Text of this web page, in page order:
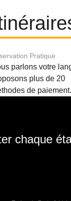
Pratique
parlons votre
plus de 20
de paiement.
chaque